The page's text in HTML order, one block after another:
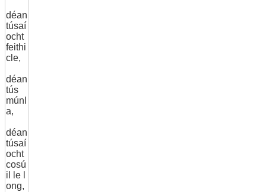
déan
túsaí
ocht
feithi
cle,
déan
tús
múnl
a,
déan
túsaí
ocht
cosú
il le l
ong,